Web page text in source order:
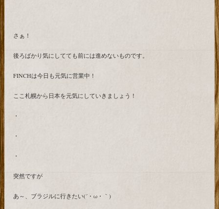
さぁ！
後ろばかり気にしてても前には進めないものです。
FINCHは今日も元気に営業中！
ここ札幌から日本を元気にしていきましょう！
・
・
・
突然ですが
あ～、ブラジルに行きたい(´・ω・｀)